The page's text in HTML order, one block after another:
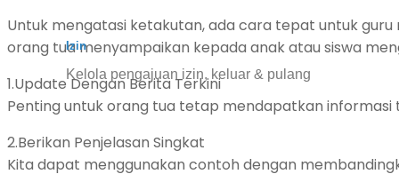
Izin
Kelola pengajuan izin, keluar & pulang
Untuk mengatasi ketakutan, ada cara tepat untuk guru
orang tua menyampaikan kepada anak atau siswa
1.Update Dengan Berita Terkini
Penting untuk orang tua tetap mendapatkan
2.Berikan Penjelasan Singkat
Kita dapat menggunakan contoh dengan